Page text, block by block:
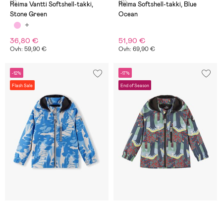
(1)
Reima Vantti Softshell-takki,
Stone Green
36,80 €
Ovh: 59,90 €
(0)
Reima Softshell-takki, Blue
Ocean
51,90 €
Ovh: 69,90 €
-12%
Flash Sale
-17%
End of Season